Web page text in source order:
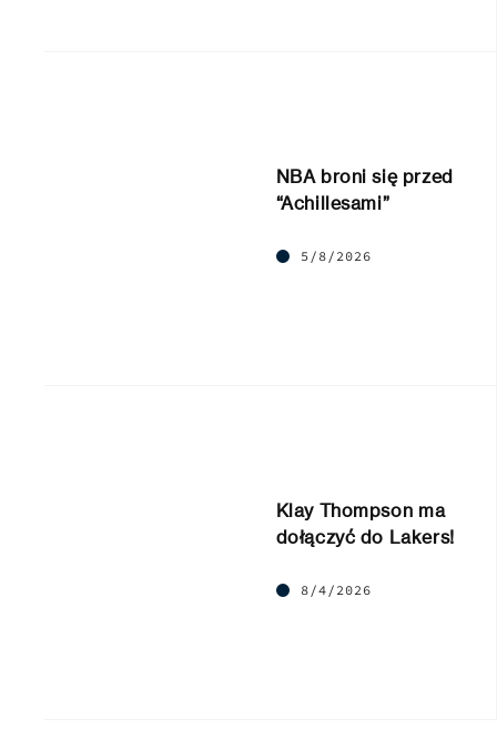
NBA broni się przed
“Achillesami”
5/8/2026
Klay Thompson ma
dołączyć do Lakers!
8/4/2026